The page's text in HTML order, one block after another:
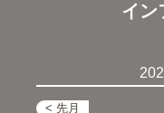
イン